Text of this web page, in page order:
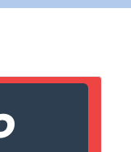
Envoyez